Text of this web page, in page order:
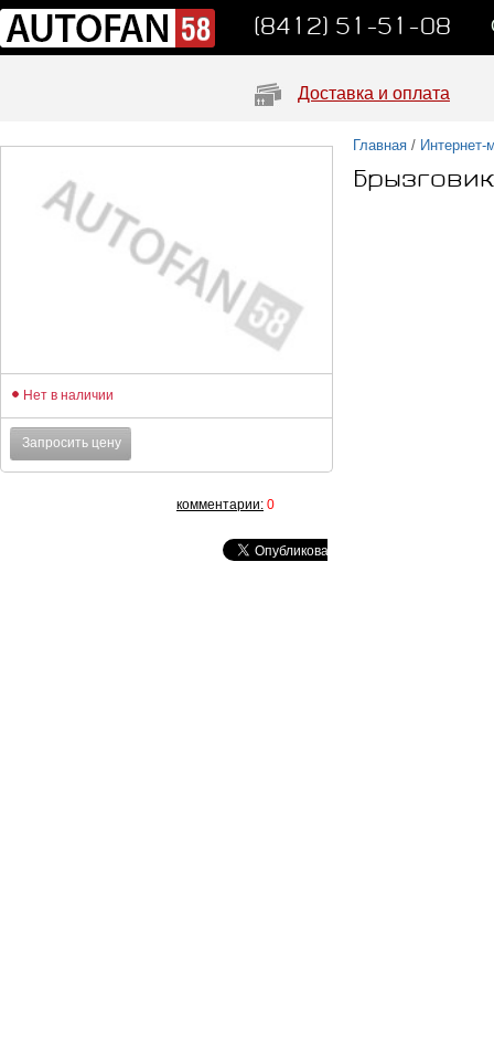
(8412) 51-51-08
Доставка и оплата
Главная / Интернет-
Нет в наличии
Запросить цену
комментарии: 0